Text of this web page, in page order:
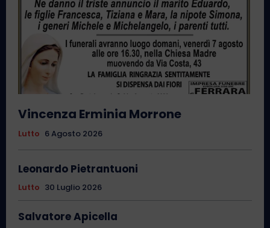
Vincenza Erminia Morrone
Lutto 6 Agosto 2026
Leonardo Pietrantuoni
Lutto 30 Luglio 2026
Salvatore Apicella